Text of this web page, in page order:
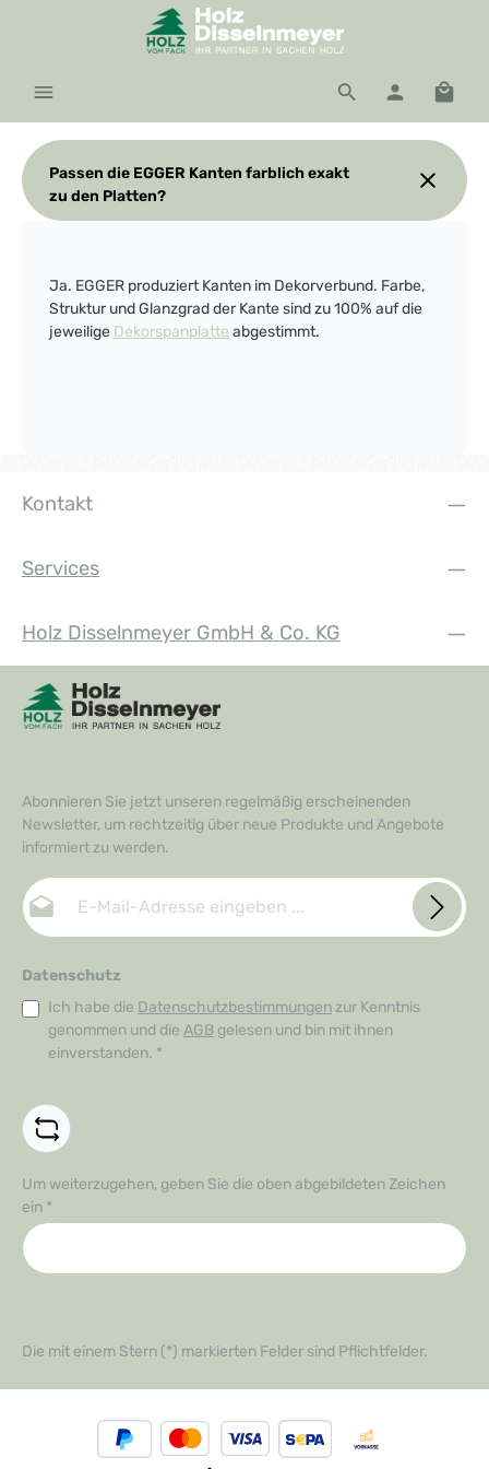
Zum Hauptinhalt springen
Passen die EGGER Kanten farblich exakt
zu den Platten?
Ja. EGGER produziert Kanten im Dekorverbund. Farbe,
Struktur und Glanzgrad der Kante sind zu 100% auf die
jeweilige Dekorspanplatte abgestimmt.
Kontakt
Services
Holz Disselnmeyer GmbH & Co. KG
Abonnieren Sie jetzt unseren regelmäßig erscheinenden
Newsletter, um rechtzeitig über neue Produkte und Angebote
informiert zu werden.
E-Mail-Adresse*
Datenschutz
Ich habe die Datenschutzbestimmungen zur Kenntnis
genommen und die AGB gelesen und bin mit ihnen
einverstanden. *
Um weiterzugehen, geben Sie die oben abgebildeten Zeichen
ein *
Die mit einem Stern (*) markierten Felder sind Pflichtfelder.